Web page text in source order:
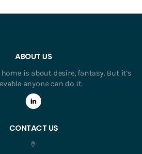
ABOUT US
is about desire, fantasy. But it’s
anyone can do it.
CONTACT US